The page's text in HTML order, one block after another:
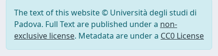
The text of this website © Università degli studi di
Padova. Full Text are published under a non-
exclusive license. Metadata are under a CC0 License